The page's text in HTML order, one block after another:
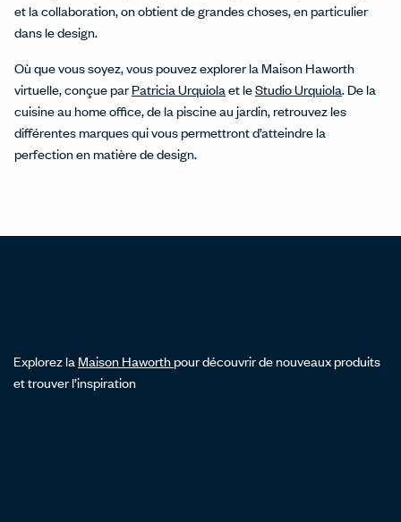
et la collaboration, on obtient de grandes choses, en particulier
dans le design.
Où que vous soyez, vous pouvez explorer la Maison Haworth
virtuelle, conçue parPatricia Urquiolaet leStudio Urquiola. De la
cuisine au home office, de la piscine au jardin, retrouvez les
différentes marques qui vous permettront d’atteindre la
perfection en matière de design.
Explorez laMaison Haworthpour découvrir de nouveaux produits
et trouver l’inspiration